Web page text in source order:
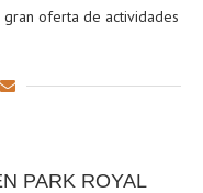
gran oferta de actividades
PARK ROYAL